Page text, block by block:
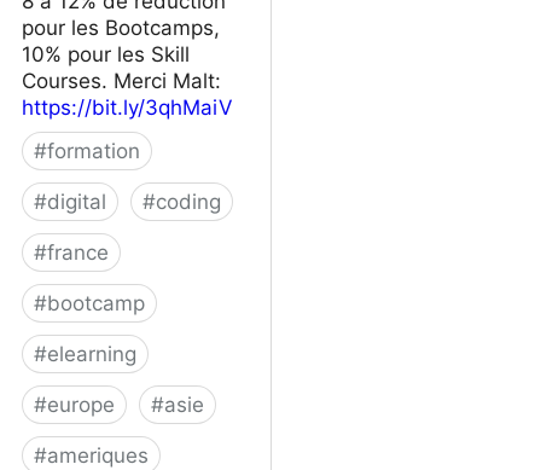
pour les Bootcamps,
10% pour les Skill
Courses. Merci Malt:
https://bit.ly/3qhMaiV
#formation
#digital #coding
#france
#bootcamp
#elearning
#europe #asie
#ameriques